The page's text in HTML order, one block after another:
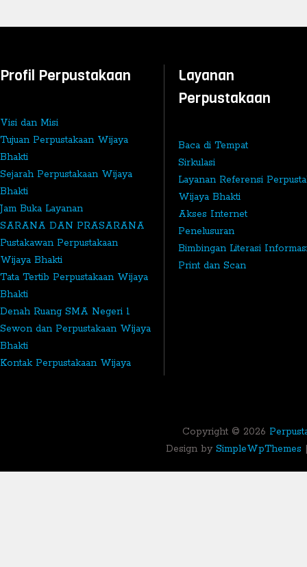
Profil Perpustakaan
Visi dan Misi
Tujuan Perpustakaan Wijaya
Bhakti
Sejarah Perpustakaan Wijaya
Bhakti
Jam Buka Layanan
SARANA DAN PRASARANA
Pustakawan Perpustakaan
Wijaya Bhakti
Tata Tertib Perpustakaan Wijaya
Bhakti
Denah Ruang SMA Negeri 1
Sewon dan Perpustakaan Wijaya
Bhakti
Kontak Perpustakaan Wijaya
Layanan
Perpustakaan
Baca di Tempat
Sirkulasi
Layanan Referensi
Wijaya Bhakti
Akses Internet
Penelusuran
Bimbingan Literasi
Print dan Scan
Copyright © 2026
Design bySimpleWpThemes